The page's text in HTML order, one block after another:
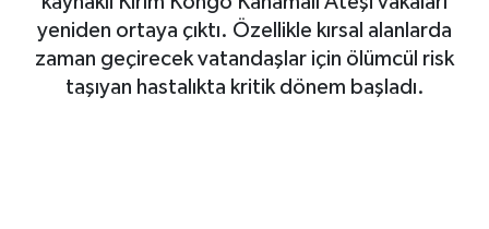
yeniden ortaya çıktı. Özellikle kırsal alanlarda
zaman geçirecek vatandaşlar için ölümcül risk
taşıyan hastalıkta kritik dönem başladı.
EKONOMİ
GÜNDEM
Tüm Manşetler
Son Dakika Haberleri